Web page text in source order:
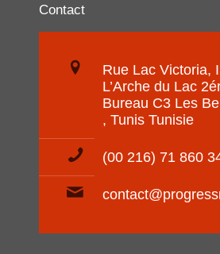
Contact
Rue Lac Victoria,
L’Arche du Lac
Bureau C3 Les
, Tunis Tunisie
(00 216) 71 860